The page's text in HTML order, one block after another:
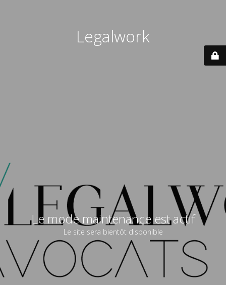
Legalwork
Le mode maintenance est actif
Le site sera bientôt disponible